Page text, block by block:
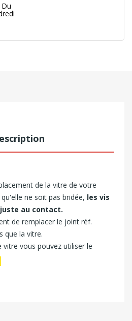
de la vitre de votre
ne soit pas bridée, les vis
au contact.
de remplacer le joint réf.
que la vitre.
vous pouvez utiliser le